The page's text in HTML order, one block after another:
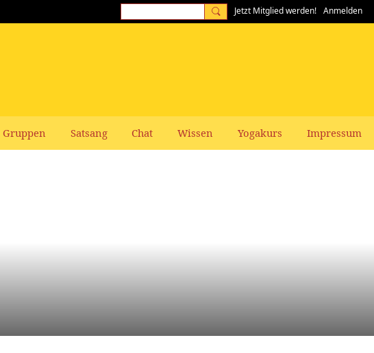
Jetzt Mitglied werden! Anmelden
Gruppen Satsang Chat Wissen Yogakurs Impressum